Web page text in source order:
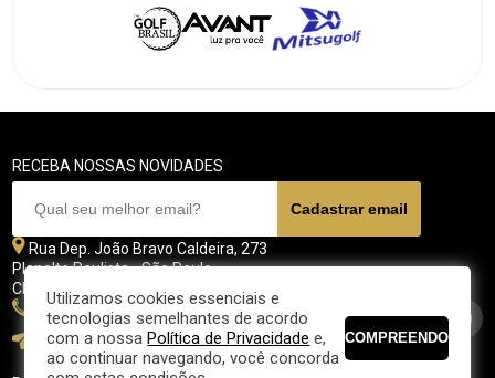
RECEBA NOSSAS NOVIDADES
Rua Dep. João Bravo Caldeira, 273
Planalto Paulista - São Paulo
CEP 04071 - 045
11 5070-4700
fpgolfe@fpgolfe.com.br
Utilizamos cookies essenciais e
tecnologias semelhantes de acordo
com a nossaPolítica de Privacidade e,
ao continuar navegando, você concorda